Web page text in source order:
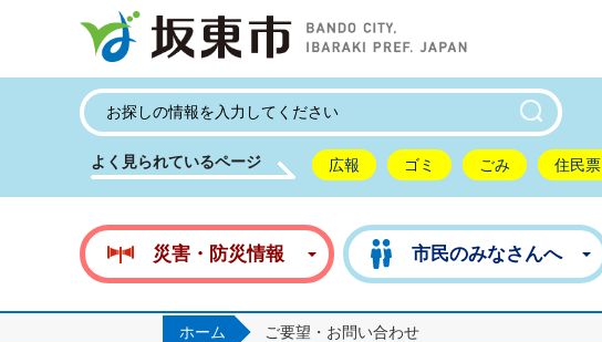
よく見られているページ 広報 ゴミ ごみ 住民票
災害・防災情報 市民のみなさんへ
ホーム ご要望・お問い合わせ